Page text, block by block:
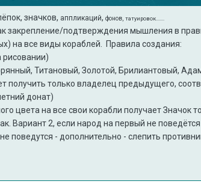
значков, аппликаций,фонов, татуировок.......
закрепление/подтверждения мышления в
на все виды кораблей. Правила создания:
рисовании)
Титановый, Золотой, Брилиантовый,
только владелец предыдущего,
донат)
цвета на все свои корабли получает Значок
Вариант 2, если народ на первый не
поведутся - дополнительно - слепить